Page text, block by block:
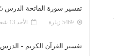
تفسير سورة الفاتحة الدرس 05
الأحد 13 شعبان 1447ﻫ 1-2-2026م
تفسير القرآن الكريم - الدرس